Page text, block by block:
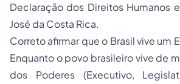
Declaração dos Direitos Humanos
José da Costa Rica.
Correto afirmar que o Brasil vive um
Enquanto o povo brasileiro vive de
dos Poderes (Executivo,